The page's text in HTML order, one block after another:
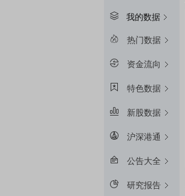
我的数据
热门数据
资金流向
特色数据
新股数据
沪深港通
公告大全
研究报告